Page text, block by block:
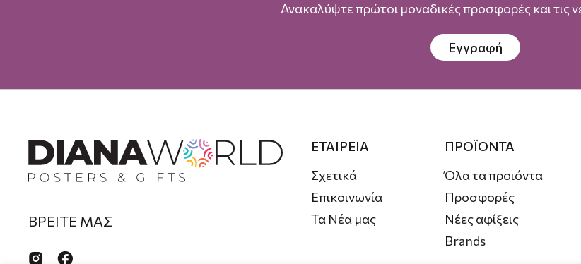
Ανακαλύψτε πρώτοι μοναδικές προσφορές και τις
Εγγραφή
ΒΡΕΙΤΕ ΜΑΣ
 
ΕΤΑΙΡΕΙΑ
Σχετικά
Επικοινωνία
Τα Νέα μας
ΠΡΟΪΟΝΤΑ
Όλα τα προιόντα
Προσφορές
Νέες αφίξεις
Brands